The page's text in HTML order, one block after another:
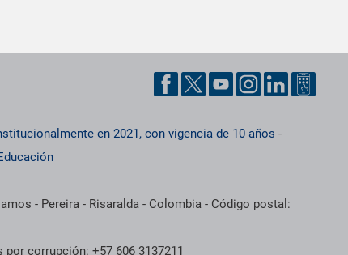
en 2021, con vigencia de 10 años -
- Pereira - Risaralda - Colombia - Código postal:
corrupción: +57 606 3137211